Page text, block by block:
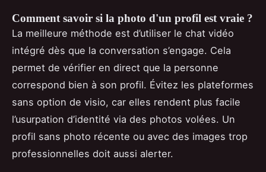
Comment savoir si la photo d'un profil est vraie ?
La meilleure méthode est d’utiliser le chat vidéo
intégré dès que la conversation s’engage. Cela
permet de vérifier en direct que la personne
correspond bien à son profil. Évitez les plateformes
sans option de visio, car elles rendent plus facile
l’usurpation d’identité via des photos volées. Un
profil sans photo récente ou avec des images trop
professionnelles doit aussi alerter.